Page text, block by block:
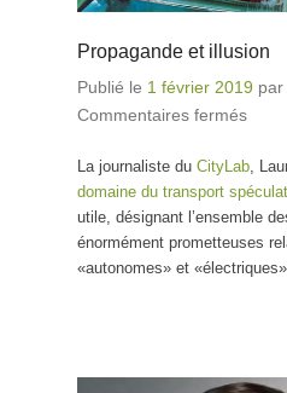
Propagande et illusion
Publié le 1 février 2019 par
Commentaires fermés
La journaliste du CityLab ,
domaine du transport
utile, désignant l’ensemble
énormément prometteuses
«autonomes» et «électriques».